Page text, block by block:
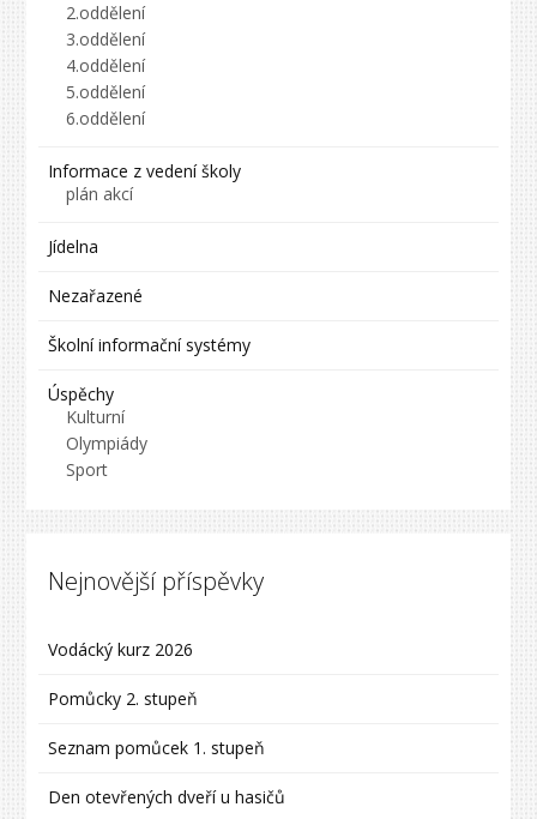
2.oddělení
3.oddělení
4.oddělení
5.oddělení
6.oddělení
Informace z vedení školy
plán akcí
Jídelna
Nezařazené
Školní informační systémy
Úspěchy
Kulturní
Olympiády
Sport
Nejnovější příspěvky
Vodácký kurz 2026
Pomůcky 2. stupeň
Seznam pomůcek 1. stupeň
Den otevřených dveří u hasičů